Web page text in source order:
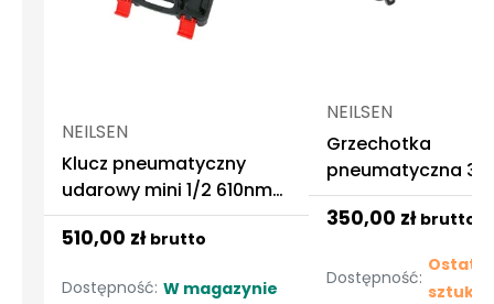
NEILSEN
Klucz pneumatyczny
udarowy mini 1/2 610nm
nasadki
510,00 zł brutto
Dostępność: W magazynie
NEILSEN
Grzechotka
pneumatyczna 3/
350,00 zł brutto
Dostępność:
sztuki